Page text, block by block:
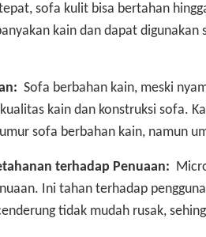
sofa kulit bisa bertahan
kain dan dapat
Sofa berbahan kain, meski
kain dan konstruksi sofa.
sofa berbahan kain, namun
terhadap Penuaan:
Ini tahan terhadap
tidak mudah rusak,